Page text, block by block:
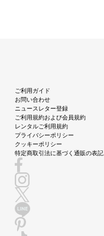
ご利用ガイド
お問い合わせ
ニュースレター登録
ご利用規約および会員規約
レンタルご利用規約
プライバシーポリシー
クッキーポリシー
特定商取引法に基づく通販の表記